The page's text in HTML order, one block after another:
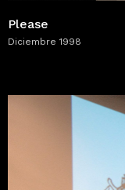
Please
Diciembre 1998